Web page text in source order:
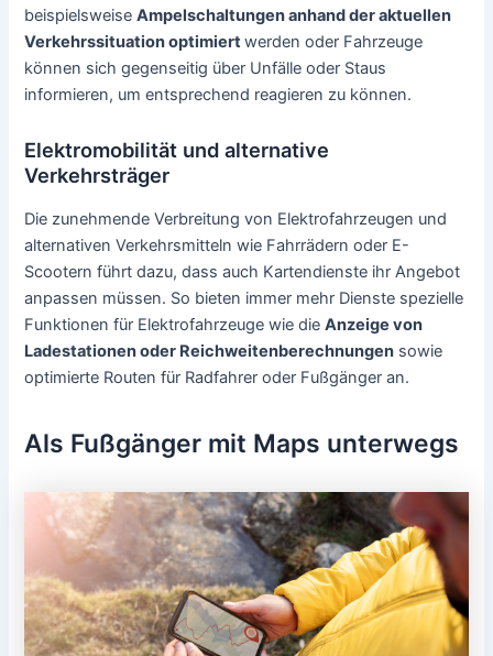
beispielsweiseAmpelschaltungen anhand der aktuellen
Verkehrssituation optimiertwerden oder Fahrzeuge
können sich gegenseitig über Unfälle oder Staus
informieren, um entsprechend reagieren zu können.
Elektromobilität und alternative
Verkehrsträger
Die zunehmende Verbreitung von Elektrofahrzeugen und
alternativen Verkehrsmitteln wie Fahrrädern oder E-
Scootern führt dazu, dass auch Kartendienste ihr Angebot
anpassen müssen. So bieten immer mehr Dienste spezielle
Funktionen für Elektrofahrzeuge wie dieAnzeige von
Ladestationen oder Reichweitenberechnungen sowie
optimierte Routen für Radfahrer oder Fußgänger an.
Als Fußgänger mit Maps unterwegs